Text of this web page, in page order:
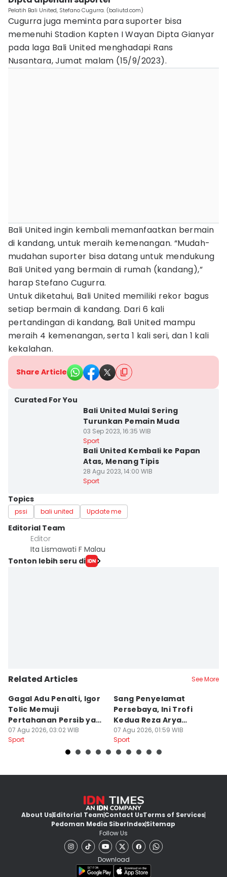
Pelatih Bali United, Stefano Cugurra. (baliutd.com)
Cugurra juga meminta para suporter bisa
memenuhi Stadion Kapten I Wayan Dipta Gianyar
pada laga Bali United menghadapi Rans
Nusantara, Jumat malam (15/9/2023).
Bali United ingin kembali memanfaatkan bermain
di kandang, untuk meraih kemenangan. “Mudah-
mudahan suporter bisa datang untuk mendukung
Bali United yang bermain di rumah (kandang),”
harap Stefano Cugurra.
Untuk diketahui, Bali United memiliki rekor bagus
setiap bermain di kandang. Dari 6 kali
pertandingan di kandang, Bali United mampu
meraih 4 kemenangan, serta 1 kali seri, dan 1 kali
kekalahan.
Share Article
Curated For You
Bali United Mulai Sering
Turunkan Pemain Muda
03 Sep 2023, 16:35 WIB
Sport
Bali United Kembali ke Papan
Atas, Menang Tipis
28 Agu 2023, 14:00 WIB
Sport
Topics
pssi bali united Update me
Editorial Team
Editor
Ita Lismawati F Malau
Tonton lebih seru di
Related Articles See More
Gagal Adu Penalti, Igor
Tolic Memuji
Pertahanan Persib yang
Solid
07 Agu 2026, 03:02 WIB
Sport
Sang Penyelamat
Persebaya, Ini Trofi
Kedua Reza Arya
Bersama Tavares
07 Agu 2026, 01:59 WIB
Sport
About UsEditorial TeamContact UsTerms of Services
Pedoman Media SiberIndexSitemap
Follow Us
Download